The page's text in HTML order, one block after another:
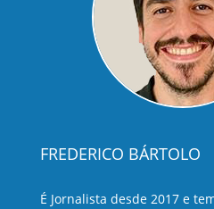
FREDERICO BÁRTOLO
É Jornalista desde 2017 e